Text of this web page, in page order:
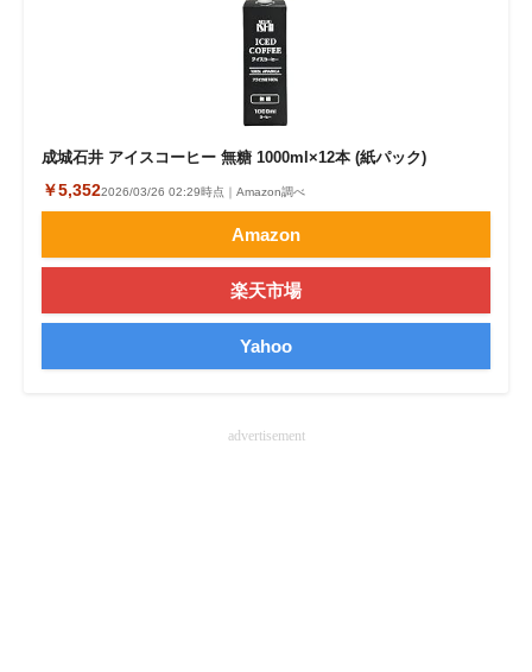
成城石井 アイスコーヒー 無糖 1000ml×12本 (紙パック)
￥5,3522026/03/26 02:29時点｜Amazon調べ
Amazon
楽天市場
Yahoo
advertisement